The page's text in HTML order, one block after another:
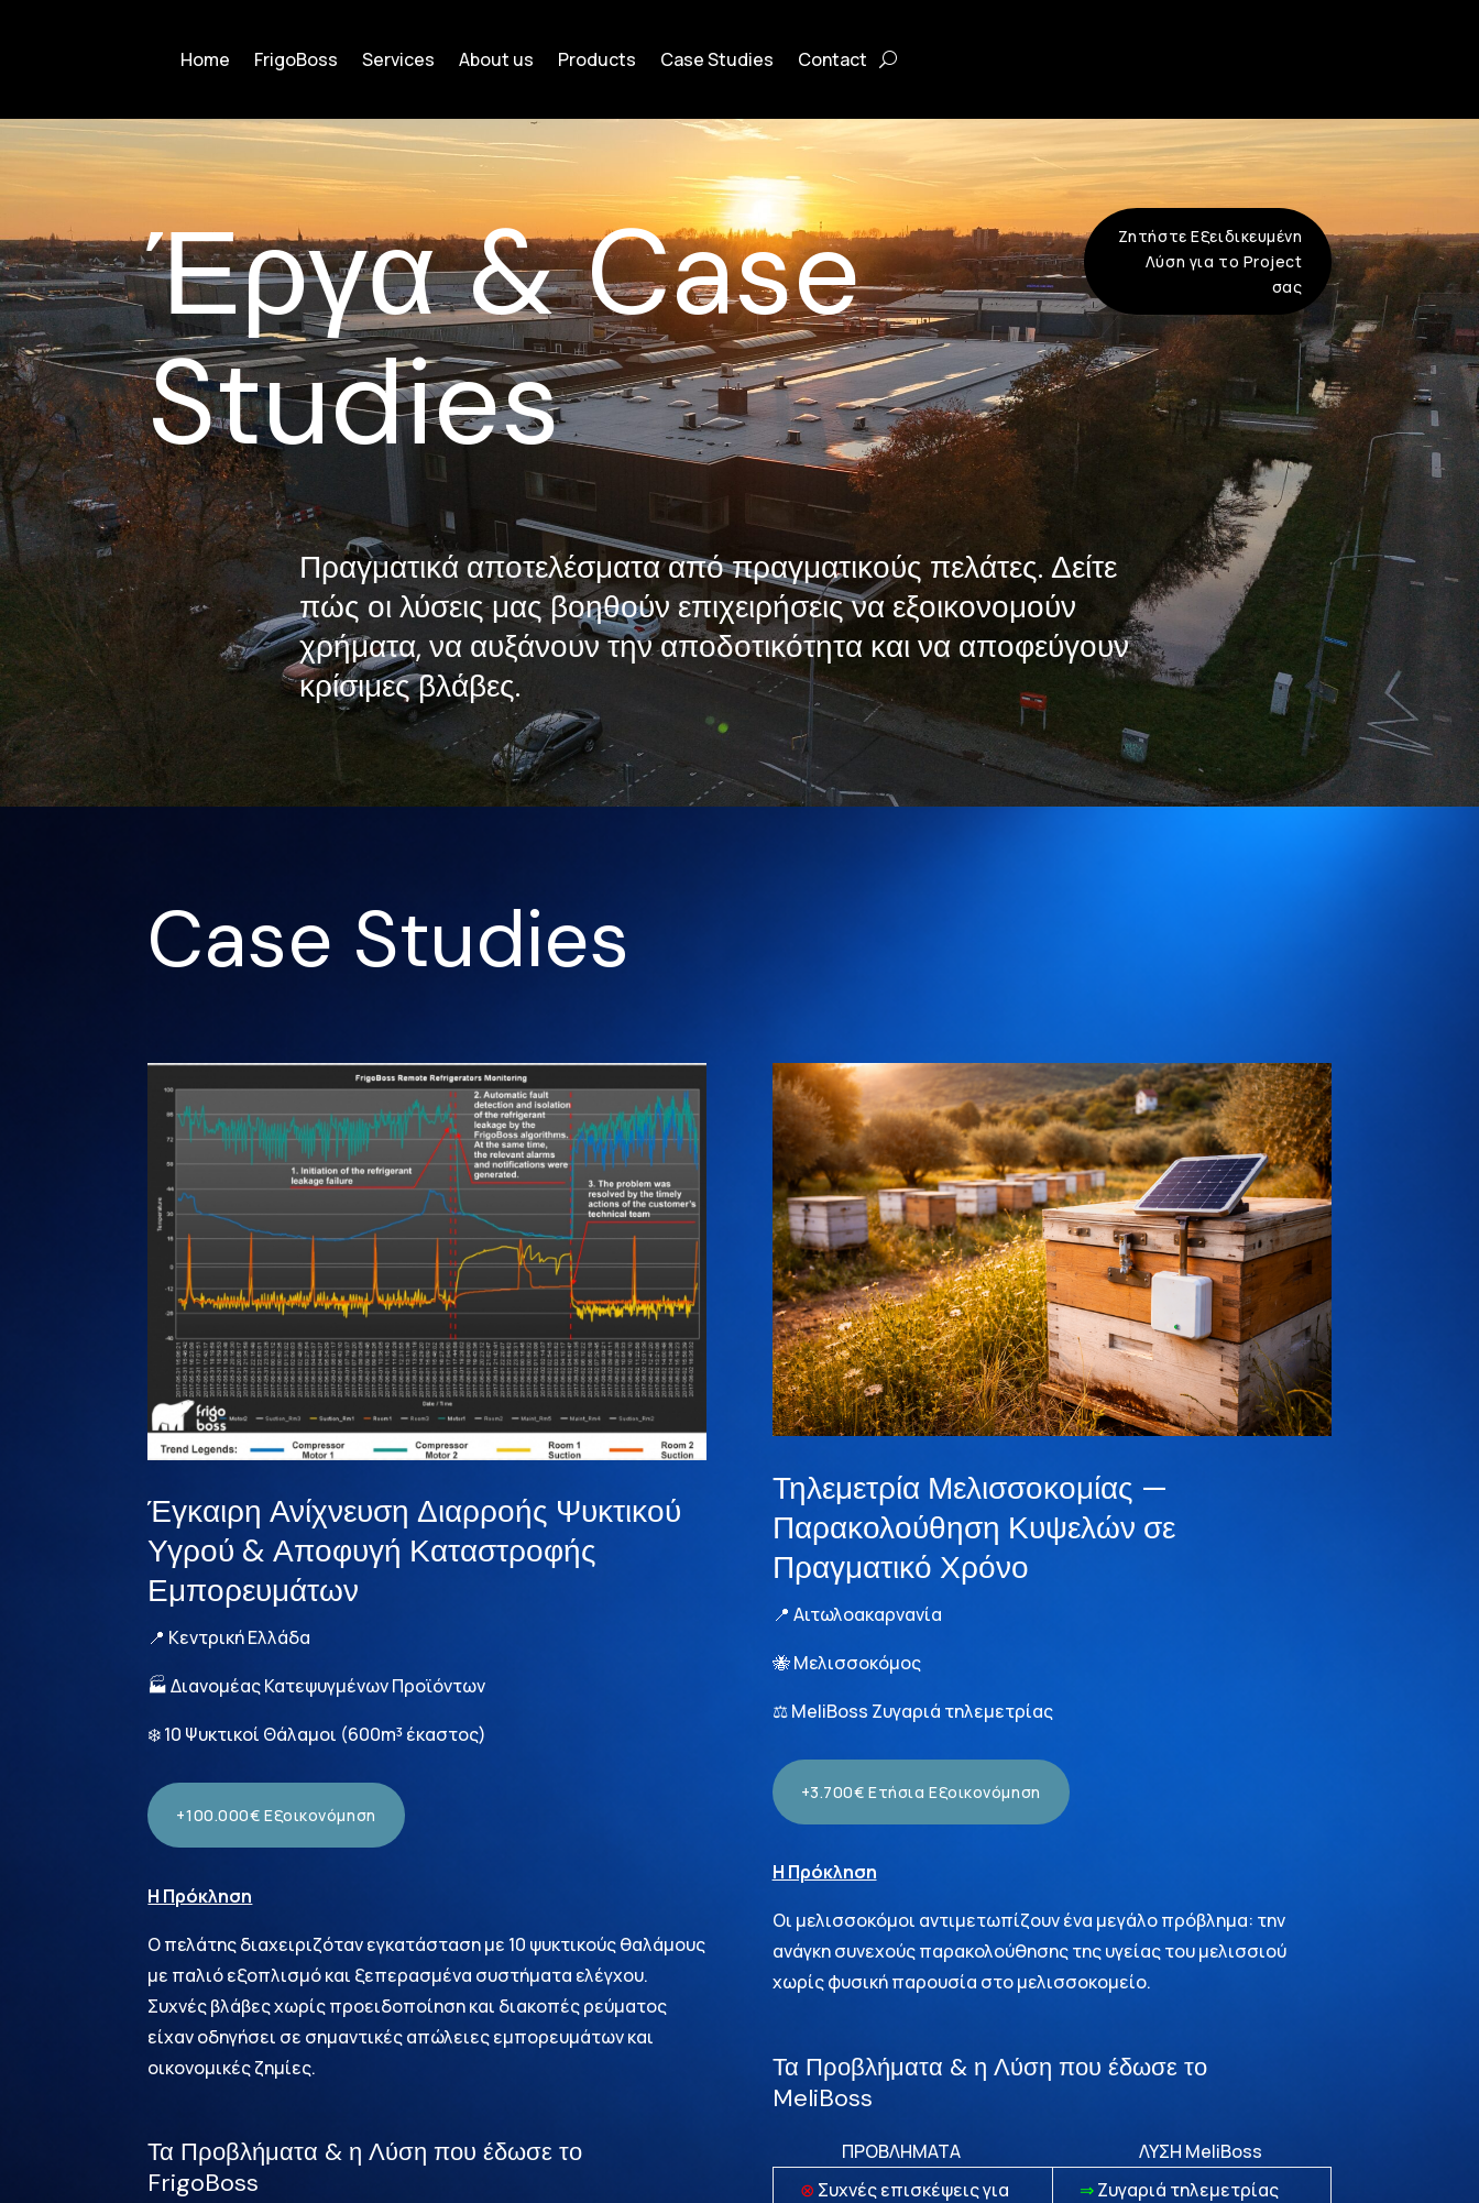
Home FrigoBoss Services About us Products Case Studies Contact
Έργα & Case
Studies
Ζητήστε Εξειδικευμένη
Λύση για το Project
σας
Πραγματικά αποτελέσματα από πραγματικούς πελάτες. Δείτε
πώς οι λύσεις μας βοηθούν επιχειρήσεις να εξοικονομούν
χρήματα, να αυξάνουν την αποδοτικότητα και να αποφεύγουν
κρίσιμες βλάβες.
Case Studies
Έγκαιρη Ανίχνευση Διαρροής Ψυκτικού
Υγρού & Αποφυγή Καταστροφής
Εμπορευμάτων
📍 Κεντρική Ελλάδα
🏭 Διανομέας Κατεψυγμένων Προϊόντων
❄️ 10 Ψυκτικοί Θάλαμοι (600m³ έκαστος)
+100.000€ Εξοικονόμηση
Η Πρόκληση
Ο πελάτης διαχειριζόταν εγκατάσταση με 10 ψυκτικούς θαλάμους
με παλιό εξοπλισμό και ξεπερασμένα συστήματα ελέγχου.
Συχνές βλάβες χωρίς προειδοποίηση και διακοπές ρεύματος
είχαν οδηγήσει σε σημαντικές απώλειες εμπορευμάτων και
οικονομικές ζημίες.
Τα Προβλήματα & η Λύση που έδωσε το
FrigoBoss
Τηλεμετρία Μελισσοκομίας —
Παρακολούθηση Κυψελών σε
Πραγματικό Χρόνο
📍 Αιτωλοακαρνανία
🐝 Μελισσοκόμος
⚖️ MeliBoss Ζυγαριά τηλεμετρίας
+3.700€ Ετήσια Εξοικονόμηση
Η Πρόκληση
Οι μελισσοκόμοι αντιμετωπίζουν ένα μεγάλο πρόβλημα: την
ανάγκη συνεχούς παρακολούθησης της υγείας του μελισσιού
χωρίς φυσική παρουσία στο μελισσοκομείο.
Τα Προβλήματα & η Λύση που έδωσε το
MeliBoss
ΠΡΟΒΛΗΜΑΤΑ ΛΥΣΗ MeliBoss
⊗ Συχνές επισκέψεις για
⇒ Ζυγαριά τηλεμετρίας